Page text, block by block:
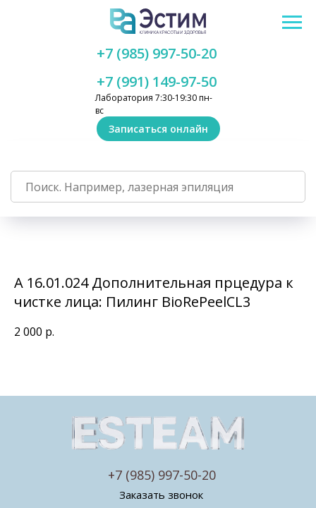
Лаборатория 7:30-19:30 пн-
вс
+7 (991) 149-97-50
+7 (985) 997-50-20
Записаться онлайн
A 16.01.024 Дополнительная прцедура к
чистке лица: Пилинг BioRePeelCL3
2 000 р.
Заказать звонок
+7 (985) 997-50-20